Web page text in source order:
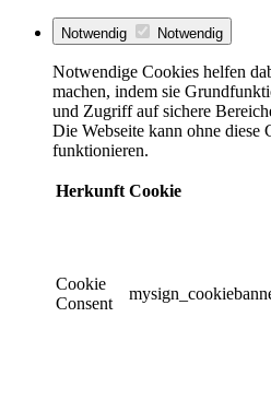
Notwendig Notwendig
Notwendige Cookies helfen
machen, indem sie
und Zugriff auf sichere
Die Webseite kann ohne diese
funktionieren.
Herkunft Cookie
Cookie
Consent